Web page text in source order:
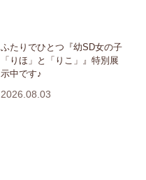
ふたりでひとつ『幼SD女の子
「りほ」と「りこ」』特別展
示中です♪
2026.08.03